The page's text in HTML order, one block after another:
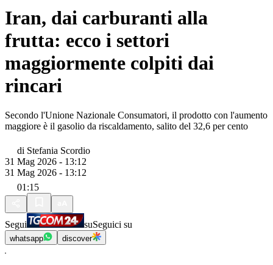
Iran, dai carburanti alla
frutta: ecco i settori
maggiormente colpiti dai
rincari
Secondo l'Unione Nazionale Consumatori, il prodotto con l'aumento
maggiore è il gasolio da riscaldamento, salito del 32,6 per cento
di Stefania Scordio
31 Mag 2026 - 13:12
31 Mag 2026 - 13:12
01:15
Segui suSeguici su
whatsapp discover